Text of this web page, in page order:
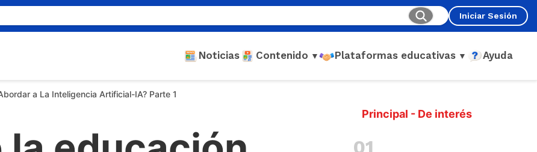
Iniciar Sesión
Noticias Contenido ▼ Plataformas educativas ▼ Ayuda
a La Inteligencia Artificial-IA? Parte 1
Principal - De interés